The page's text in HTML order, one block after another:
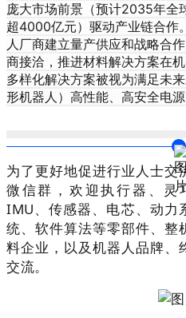
庞大市场前景（预计2035年全
超4000亿元）驱动产业链合作
人厂商建立量产供应和战略合
商接洽，推进材料解决方案在
多样化解决方案被视为满足未
形机器人）高性能、高安全电源
为了更好地促进行业人士交
微信群，欢迎执行器、灵
IMU、传感器、电芯、动力
统、软件算法等零部件、整
料企业，以及机器人品牌、
交流。